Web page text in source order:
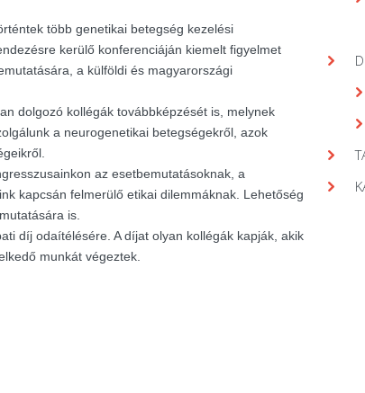
több genetikai betegség kezelési
kerülő konferenciáján kiemelt figyelmet
a külföldi és magyarországi
dolgozó kollégák továbbképzését is, melynek
a neurogenetikai betegségekről, azok
az esetbemutatásoknak, a
kapcsán felmerülő etikai dilemmáknak. Lehetőség
is.
díj odaítélésére. A díjat olyan kollégák kapják, akik
munkát végeztek.